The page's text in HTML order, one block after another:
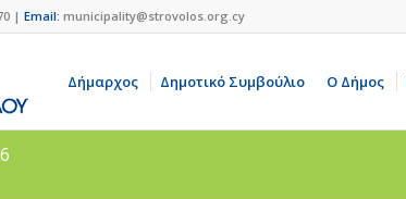
| Email: municipality@strovolos.org.cy
Δήμαρχος Δημοτικό Συμβούλιο Ο Δήμος